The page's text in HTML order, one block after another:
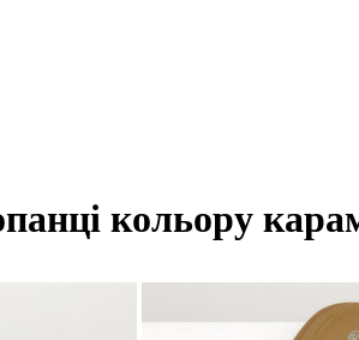
кольору